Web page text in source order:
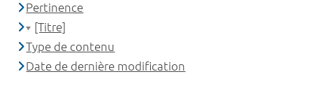
Pertinence
[Titre]
Type de contenu
Date de dernière modification